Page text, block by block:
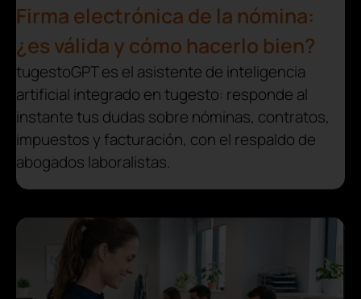
Firma electrónica de la nómina:
¿es válida y cómo hacerlo bien?
tugestoGPT es el asistente de inteligencia
artificial integrado en tugesto: responde al
instante tus dudas sobre nóminas, contratos,
impuestos y facturación, con el respaldo de
abogados laboralistas.